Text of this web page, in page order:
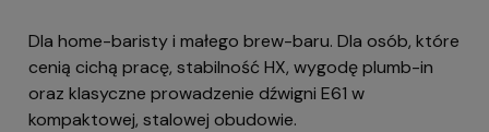
Dla home-baristy i małego brew-baru. Dla osób, które
cenią cichą pracę, stabilność HX, wygodę plumb-in
oraz klasyczne prowadzenie dźwigni E61 w
kompaktowej, stalowej obudowie.